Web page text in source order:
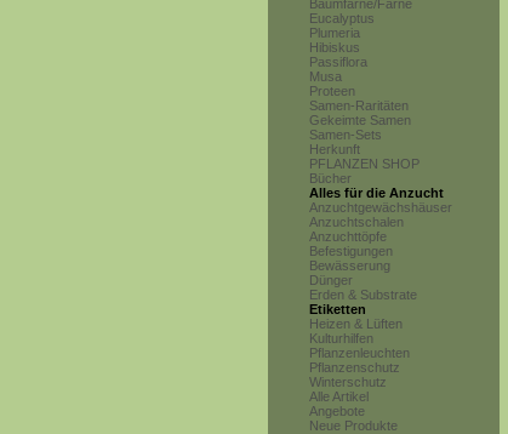
Baumfarne/Farne
Eucalyptus
Plumeria
Hibiskus
Passiflora
Musa
Proteen
Samen-Raritäten
Gekeimte Samen
Samen-Sets
Herkunft
PFLANZEN SHOP
Bücher
Alles für die Anzucht
Anzuchtgewächshäuser
Anzuchtschalen
Anzuchttöpfe
Befestigungen
Bewässerung
Dünger
Erden & Substrate
Etiketten
Heizen & Lüften
Kulturhilfen
Pflanzenleuchten
Pflanzenschutz
Winterschutz
Alle Artikel
Angebote
Neue Produkte